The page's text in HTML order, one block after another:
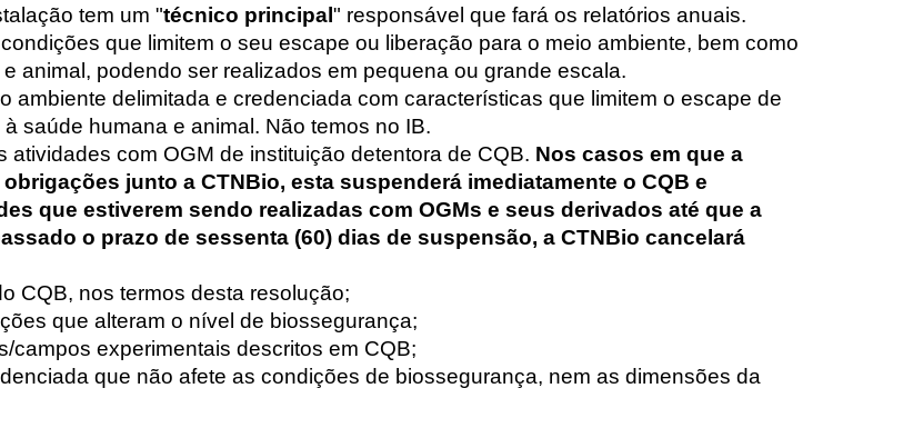
tem um "técnico principal " responsável que fará os relatórios anuais.
que limitem o seu escape ou liberação para o meio ambiente, bem como
animal, podendo ser realizados em pequena ou grande escala.
ambiente delimitada e credenciada com características que limitem o escape de
saúde humana e animal. Não temos no IB.
atividades com OGM de instituição detentora de CQB. Nos casos em que a
junto a CTNBio, esta suspenderá imediatamente o CQB e
que estiverem sendo realizadas com OGMs e seus derivados até que a
o prazo de sessenta (60) dias de suspensão, a CTNBio cancelará
CQB, nos termos desta resolução;
que alteram o nível de biossegurança;
experimentais descritos em CQB;
que não afete as condições de biossegurança, nem as dimensões da